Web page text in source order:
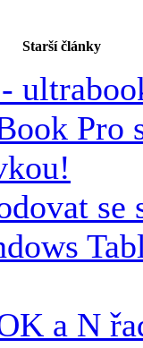
Starší články
Pro
se
a N